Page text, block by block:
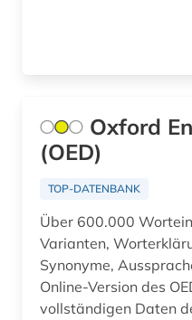
film (2)
finnisch (6)
finnougristik (2)
französisch (41)
frauenliteratur (1)
Oxford
(OED)
TOP-DATENBANK
Über 600.000
Varianten,
Synonyme,
Online-Version des
vollständigen Daten